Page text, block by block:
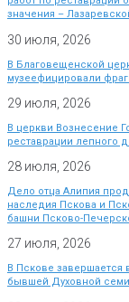
значения –
30 июля, 2026
В Благовещенской
музеефицировали
29 июля, 2026
В церкви Вознесение
реставрации лепного
28 июля, 2026
Дело отца Алипия
наследия Пскова и
башни Псково-
27 июля, 2026
В Пскове завершается
бывшей Духовной